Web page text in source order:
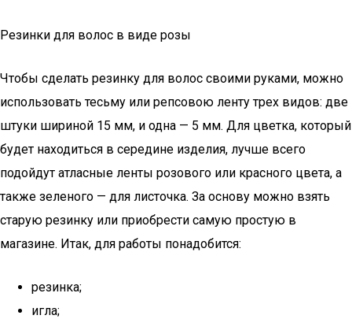
Резинки для волос в виде розы
Чтобы сделать резинку для волос своими руками, можно
использовать тесьму или репсовою ленту трех видов: две
штуки шириной 15 мм, и одна — 5 мм. Для цветка, который
будет находиться в середине изделия, лучше всего
подойдут атласные ленты розового или красного цвета, а
также зеленого — для листочка. За основу можно взять
старую резинку или приобрести самую простую в
магазине. Итак, для работы понадобится:
резинка;
игла;